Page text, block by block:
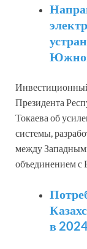
Президента
Токаева об
системы,
между
объединением с
в